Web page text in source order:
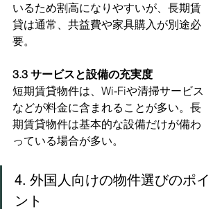
いるため割高になりやすいが、長期賃
貸は通常、共益費や家具購入が別途必
要。
3.3 サービスと設備の充実度
短期賃貸物件は、Wi-Fiや清掃サービス
などが料金に含まれることが多い。長
期賃貸物件は基本的な設備だけが備わ
っている場合が多い。
4. 外国人向けの物件選びのポイ
ント